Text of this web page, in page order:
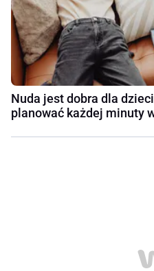
Nuda jest dobra dla
planować każdej minuty